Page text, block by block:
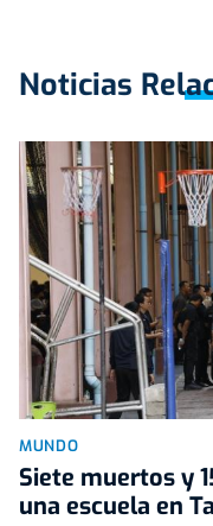
Noticias
MUNDO
Siete muertos y
una escuela en